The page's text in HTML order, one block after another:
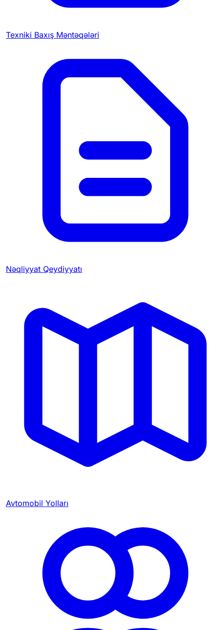
Texniki Baxış Məntəqələri
Nəqliyyat Qeydiyyatı
Avtomobil Yolları